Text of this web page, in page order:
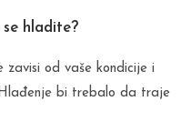
hladite?
od vaše kondicije i
bi trebalo da traje